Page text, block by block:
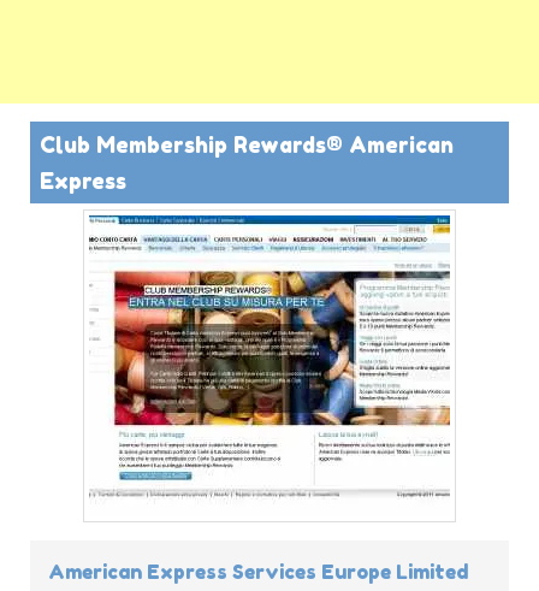
Club Membership Rewards® American
Express
American Express Services Europe Limited